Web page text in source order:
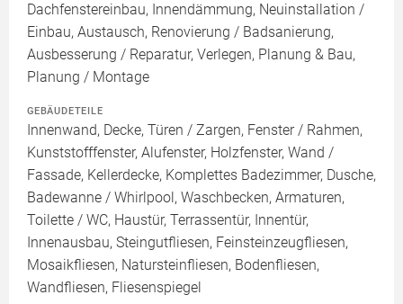
Dachfenstereinbau, Innendämmung, Neuinstallation /
Einbau, Austausch, Renovierung / Badsanierung,
Ausbesserung / Reparatur, Verlegen, Planung & Bau,
Planung / Montage
GEBÄUDETEILE
Innenwand, Decke, Türen / Zargen, Fenster / Rahmen,
Kunststofffenster, Alufenster, Holzfenster, Wand /
Fassade, Kellerdecke, Komplettes Badezimmer, Dusche,
Badewanne / Whirlpool, Waschbecken, Armaturen,
Toilette / WC, Haustür, Terrassentür, Innentür,
Innenausbau, Steingutfliesen, Feinsteinzeugfliesen,
Mosaikfliesen, Natursteinfliesen, Bodenfliesen,
Wandfliesen, Fliesenspiegel